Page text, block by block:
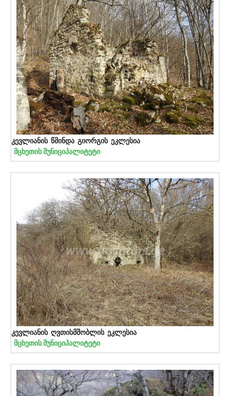
კევლიანის წმინდა გიორგის ეკლესია
მცხეთის მუნიციპალიტეტი
კევლიანის ღვთისმშობლის ეკლესია
მცხეთის მუნიციპალიტეტი